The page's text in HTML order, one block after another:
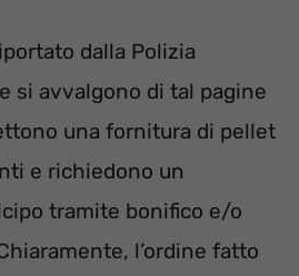
dalla Polizia
si avvalgono di tal pagine
una fornitura di pellet
e richiedono un
tramite bonifico e/o
l’ordine fatto